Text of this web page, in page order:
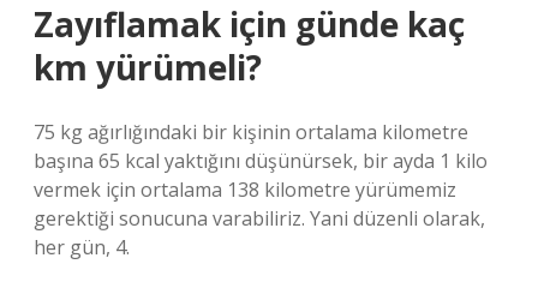
Zayıflamak için günde kaç
km yürümeli?
75 kg ağırlığındaki bir kişinin ortalama kilometre
başına 65 kcal yaktığını düşünürsek, bir ayda 1 kilo
vermek için ortalama 138 kilometre yürümemiz
gerektiği sonucuna varabiliriz. Yani düzenli olarak,
her gün, 4.